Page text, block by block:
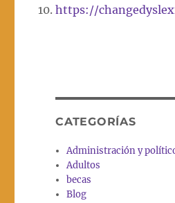
https://
CATEGORÍAS
Administración y
Adultos
becas
Blog